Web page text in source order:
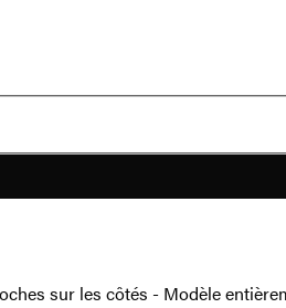
sur les côtés - Modèle